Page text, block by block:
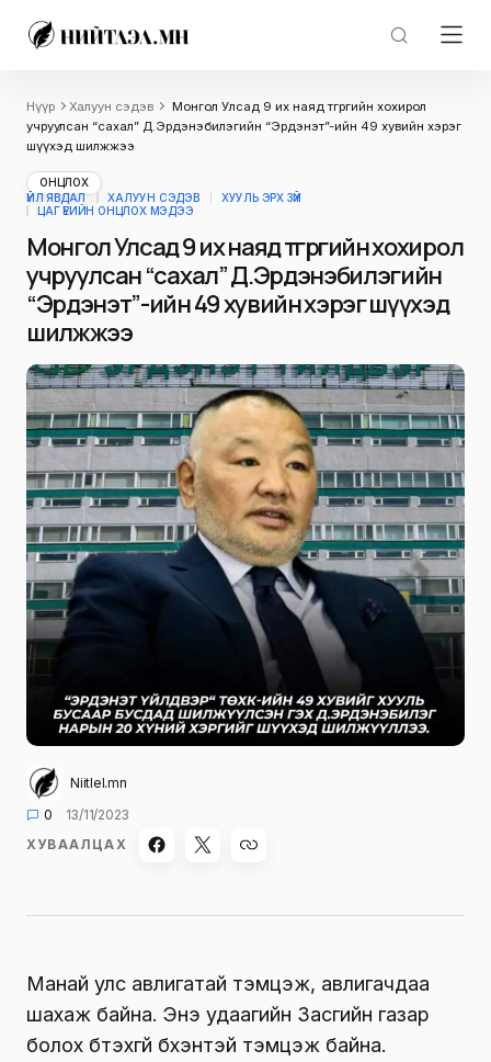
Нүүр Халуун сэдэв
Монгол Улсад 9 их наяд төгрөгийн хохирол
учруулсан “сахал” Д.Эрдэнэбилэгийн “Эрдэнэт”-ийн 49 хувийн хэрэг
шүүхэд шилжжээ
ОНЦЛОХ
ҮЙЛ ЯВДАЛ
ХАЛУУН СЭДЭВ
ХУУЛЬ ЭРХ ЗҮЙ
ЦАГ ҮЕИЙН ОНЦЛОХ МЭДЭЭ
Монгол Улсад 9 их наяд төгрөгийн хохирол
учруулсан “сахал” Д.Эрдэнэбилэгийн
“Эрдэнэт”-ийн 49 хувийн хэрэг шүүхэд
шилжжээ
Niitlel.mn
0
13/11/2023
ХУВААЛЦАХ
Манай улс авлигатай тэмцэж, авлигачдаа
шахаж байна. Энэ удаагийн Засгийн газар
болох бүтэхгүй бүхэнтэй тэмцэж байна.